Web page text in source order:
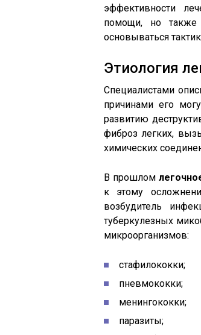
эффективности
помощи, но также
основываться
Этиология
Специалистами
причинами его
развитию
фиброз легких,
химических
В прошлом
к этому
возбудитель
туберкулезных
микроорганизмов:
стафилококки;
пневмококки;
менингококки;
паразиты;